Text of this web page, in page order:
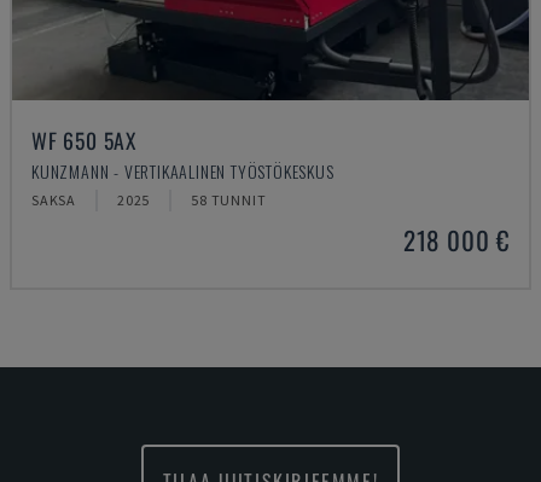
WF 650 5AX
KUNZMANN - VERTIKAALINEN TYÖSTÖKESKUS
SAKSA 2025 58 TUNNIT
218 000 €